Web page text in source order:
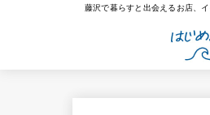
藤沢で暮らすと出会えるお店、